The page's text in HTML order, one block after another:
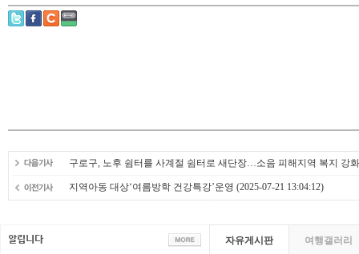
구로구, 노후 쉼터를 사계절 쉼터로 새단장…소음 피해지역 복지 강화
지역아동 대상‘여름방학 건강특강’운영 (2025-07-21 13:04:12)
자유게시판 여행갤러리